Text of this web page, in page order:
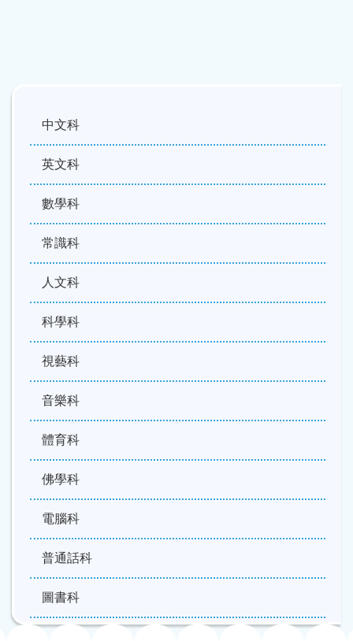
中文科
英文科
數學科
常識科
人文科
科學科
視藝科
音樂科
體育科
佛學科
電腦科
普通話科
圖書科